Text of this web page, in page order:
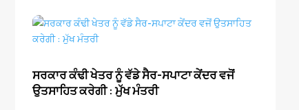
ਸਰਕਾਰ ਕੰਢੀ ਖੇਤਰ ਨੂੰ ਵੱਡੇ ਸੈਰ-ਸਪਾਟਾ ਕੇਂਦਰ ਵਜੋਂ
ਉਤਸਾਹਿਤ ਕਰੇਗੀ : ਮੁੱਖ ਮੰਤਰੀ